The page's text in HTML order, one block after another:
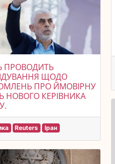
ПРОВОДИТЬ
ЩОДО
ПРО ЙМОВІРНУ
НОВОГО КЕРІВНИКА
Reuters Іран